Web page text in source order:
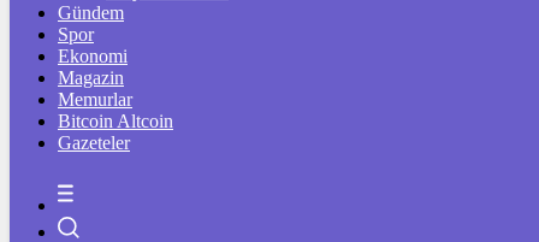
LİTECOİN
2164.21Ł%0.7
ETHEREUM
90664 Ξ%-0.2
RİPPLE
49.37
%-3
Gündem
Spor
Ekonomi
Magazin
Memurlar
Bitcoin Altcoin
Gazeteler